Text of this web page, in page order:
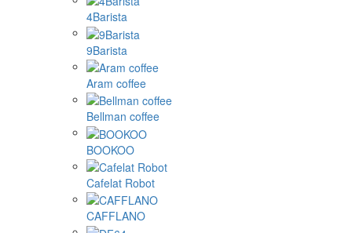
4Barista
9Barista
Aram coffee
Bellman coffee
BOOKOO
Cafelat Robot
CAFFLANO